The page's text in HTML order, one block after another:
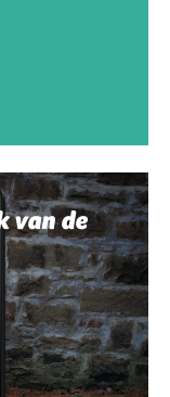
van de